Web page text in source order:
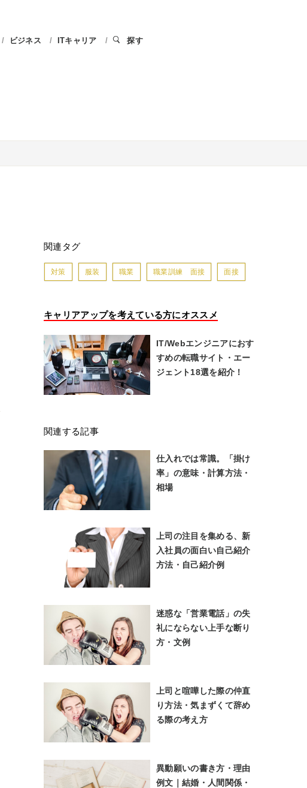
ビジネス ITキャリア 探す
関連タグ
対策 服装 職業 職業訓練 面接 面接
キャリアアップを考えている方にオススメ
IT/Webエンジニアにおす
すめの転職サイト・エー
ジェント18選を紹介！
関連する記事
仕入れでは常識。「掛け
率」の意味・計算方法・
相場
上司の注目を集める、新
入社員の面白い自己紹介
方法・自己紹介例
迷惑な「営業電話」の失
礼にならない上手な断り
方・文例
上司と喧嘩した際の仲直
り方法・気まずくて辞め
る際の考え方
異動願いの書き方・理由
例文｜結婚・人間関係・